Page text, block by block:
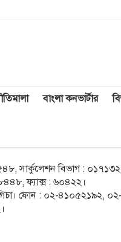
বাংলা কনভার্টার
সার্কুলেশন বিভাগ :
ফ্যাক্স : ৬০৪২২।
ফোন : ০২-৪১০৫২১৯২,